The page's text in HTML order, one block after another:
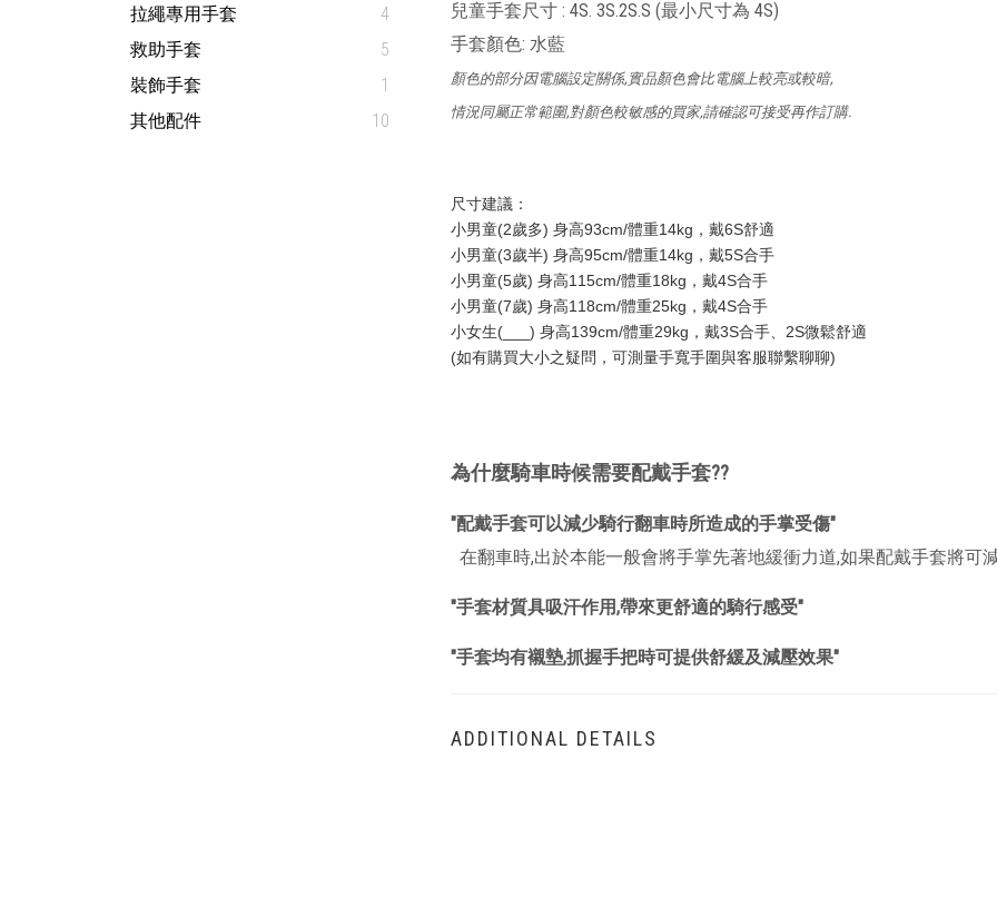
拉繩專用手套
4
救助手套
5
裝飾手套
1
其他配件
10
兒童手套尺寸 : 4S. 3S.2S.S (最小尺寸為 4S)
手套顏色: 水藍
顏色的部分因電腦設定關係,實品顏色會比電腦上較亮或較暗,
情況同屬正常範圍,對顏色較敏感的買家,請確認可接受再作訂購.
尺寸建議：
小男童(2歲多) 身高93cm/體重14kg，戴6S舒適
小男童(3歲半) 身高95cm/體重14kg，戴5S合手
小男童(5歲) 身高115cm/體重18kg，戴4S合手
小男童(7歲) 身高118cm/體重25kg，戴4S合手
小女生(___) 身高139cm/體重29kg，戴3S合手、2S微鬆舒適
(如有購買大小之疑問，可測量手寬手圍與客服聯繫聊聊)
為什麼騎車時候需要配戴手套??
"配戴手套可以減少騎行翻車時所造成的手掌受傷"
在翻車時,出於本能一般會將手掌先著地緩衝力道,如果配戴手套將可
"手套材質具吸汗作用,帶來更舒適的騎行感受"
"手套均有襯墊,抓握手把時可提供舒緩及減壓效果"
ADDITIONAL DETAILS